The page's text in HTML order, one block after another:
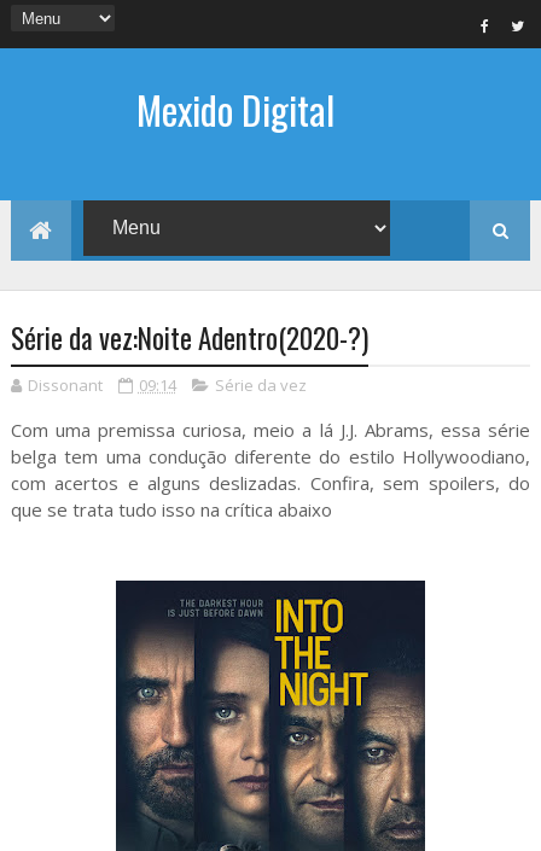
Mexido Digital
Série da vez:Noite Adentro(2020-?)
Dissonant 09:14 Série da vez
Com uma premissa curiosa, meio a lá J.J. Abrams, essa série
belga tem uma condução diferente do estilo Hollywoodiano,
com acertos e alguns deslizadas. Confira, sem spoilers, do
que se trata tudo isso na crítica abaixo